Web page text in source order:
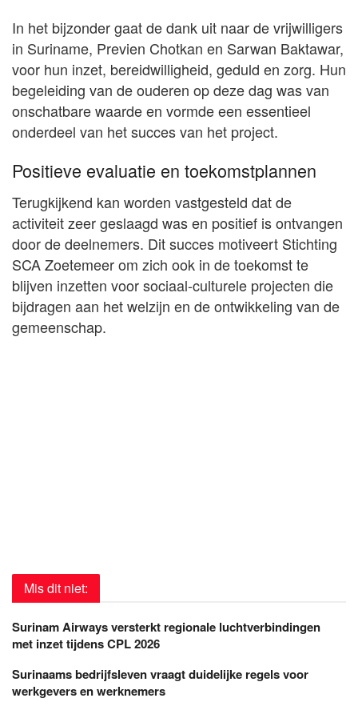
In het bijzonder gaat de dank uit naar de vrijwilligers
in Suriname, Previen Chotkan en Sarwan Baktawar,
voor hun inzet, bereidwilligheid, geduld en zorg. Hun
begeleiding van de ouderen op deze dag was van
onschatbare waarde en vormde een essentieel
onderdeel van het succes van het project.
Positieve evaluatie en toekomstplannen
Terugkijkend kan worden vastgesteld dat de
activiteit zeer geslaagd was en positief is ontvangen
door de deelnemers. Dit succes motiveert Stichting
SCA Zoetemeer om zich ook in de toekomst te
blijven inzetten voor sociaal-culturele projecten die
bijdragen aan het welzijn en de ontwikkeling van de
gemeenschap.
Mis dit niet:
Surinam Airways versterkt regionale luchtverbindingen
met inzet tijdens CPL 2026
Surinaams bedrijfsleven vraagt duidelijke regels voor
werkgevers en werknemers